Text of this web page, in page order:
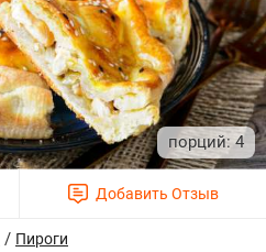
4
/ Пироги